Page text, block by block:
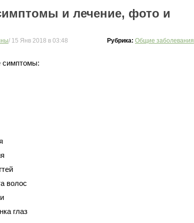
и лечение, фото и
/ 15 Янв 2018 в 03:48 Рубрика: Общие заболевания
симптомы:
волос
глаз